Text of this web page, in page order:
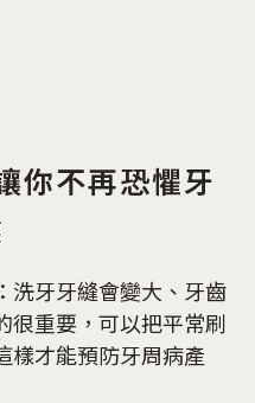
你不再恐懼牙
洗牙牙縫會變大、牙齒
很重要，可以把平常刷
樣才能預防牙周病產